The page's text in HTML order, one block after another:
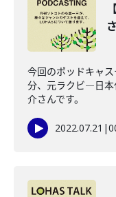
今回のポッドキャ
分、元ラクビ―日本
介さんです。
2022.07.21 |